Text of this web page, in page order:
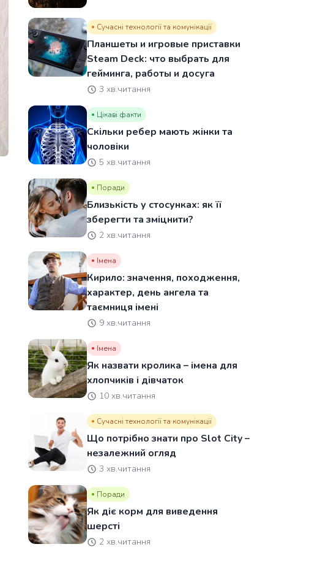
Сучасні технології та комунікації
Планшеты и игровые приставки
Steam Deck: что выбрать для
гейминга, работы и досуга
3 хв.читання
Цікаві факти
Скільки ребер мають жінки та
чоловіки
5 хв.читання
Поради
Близькість у стосунках: як її
зберегти та зміцнити?
2 хв.читання
Імена
Кирило: значення, походження,
характер, день ангела та
таємниця імені
9 хв.читання
Імена
Як назвати кролика – імена для
хлопчиків і дівчаток
10 хв.читання
Сучасні технології та комунікації
Що потрібно знати про Slot City –
незалежний огляд
3 хв.читання
Поради
Як діє корм для виведення
шерсті
2 хв.читання